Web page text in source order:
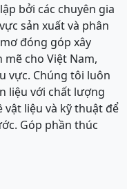
bởi các chuyên gia
sản xuất và phân
đóng góp xây
cho Việt Nam,
vực. Chúng tôi luôn
liệu với chất lượng
vật liệu và kỹ thuật để
Góp phần thúc